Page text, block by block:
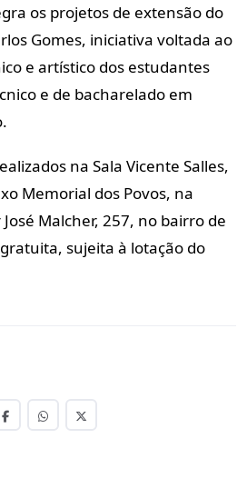
os projetos de extensão do
Gomes, iniciativa voltada ao
e artístico dos estudantes
e de bacharelado em
na Sala Vicente Salles,
Memorial dos Povos, na
Malcher, 257, no bairro de
sujeita à lotação do